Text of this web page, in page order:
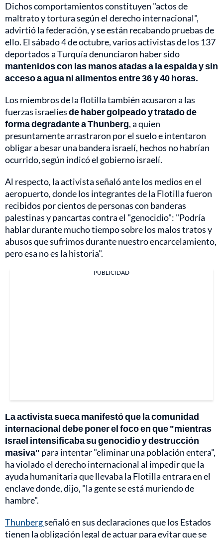
Dichos comportamientos constituyen "actos de
maltrato y tortura según el derecho internacional",
advirtió la federación, y se están recabando pruebas de
ello. El sábado 4 de octubre, varios activistas de los 137
deportados a Turquía denunciaron haber sido
mantenidos con las manos atadas a la espalda y sin
acceso a agua ni alimentos entre 36 y 40 horas.
Los miembros de la flotilla también acusaron a las
fuerzas israelíesde haber golpeado y tratado de
forma degradante a Thunberg, a quien
presuntamente arrastraron por el suelo e intentaron
obligar a besar una bandera israelí, hechos no habrían
ocurrido, según indicó el gobierno israelí.
Al respecto, la activista señaló ante los medios en el
aeropuerto, donde los integrantes de la Flotilla fueron
recibidos por cientos de personas con banderas
palestinas y pancartas contra el "genocidio": "Podría
hablar durante mucho tiempo sobre los malos tratos y
abusos que sufrimos durante nuestro encarcelamiento,
pero esa no es la historia".
PUBLICIDAD
La activista sueca manifestó que la comunidad
internacional debe poner el foco en que "mientras
Israel intensificaba su genocidio y destrucción
masiva" para intentar "eliminar una población entera",
ha violado el derecho internacional al impedir que la
ayuda humanitaria que llevaba la Flotilla entrara en el
enclave donde, dijo, "la gente se está muriendo de
hambre".
Thunbergseñaló en sus declaraciones que los Estados
tienen la obligación legal de actuar para evitar que se